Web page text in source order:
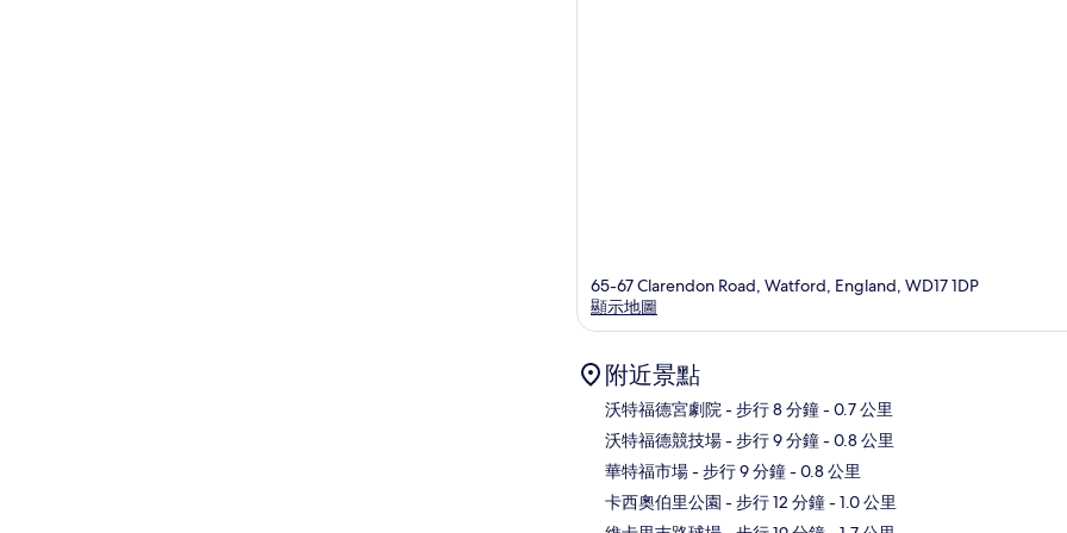
65-67 Clarendon Road, Watford, England, WD17 1DP
顯示地圖
附近景點
沃特福德宮劇院 - 步行 8 分鐘- 0.7 公里
沃特福德競技場- 步行 9 分鐘- 0.8 公里
華特福市場- 步行 9 分鐘- 0.8 公里
卡西奧伯里公園 - 步行 12 分鐘- 1.0 公里